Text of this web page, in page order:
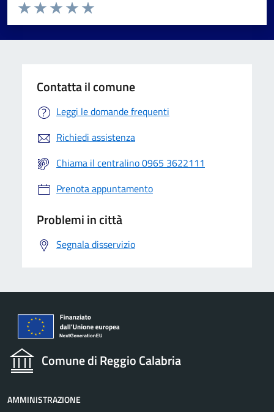
Valuta da 1 a 5 stelle la pagina
Valuta 5 stelle su 5
Valuta 4 stelle su 5
Valuta 3 stelle su 5
Valuta 2 stelle su 5
Valuta 1 stelle su 5
Contatta il comune
Leggi le domande frequenti
Richiedi assistenza
Chiama il centralino 0965 3622111
Prenota appuntamento
Problemi in città
Segnala disservizio
Comune di Reggio Calabria
AMMINISTRAZIONE